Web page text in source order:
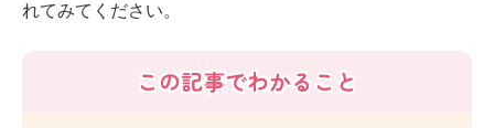
れてみてください。
この記事でわかること